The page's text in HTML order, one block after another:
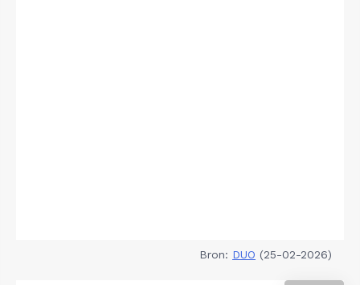
Bron: DUO (25-02-2026)